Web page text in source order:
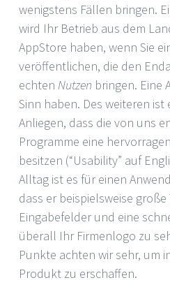
wenigstens Fällen bringen.
wird Ihr Betrieb aus dem
AppStore haben, wenn Sie
veröffentlichen, die den
echten Nutzen bringen. Eine
Sinn haben. Des weiteren ist
Anliegen, dass die von uns
Programme eine
besitzen (“Usability” auf
Alltag ist es für einen
dass er beispielsweise
Eingabefelder und eine
überall Ihr Firmenlogo zu
Punkte achten wir sehr, um
Produkt zu erschaffen.